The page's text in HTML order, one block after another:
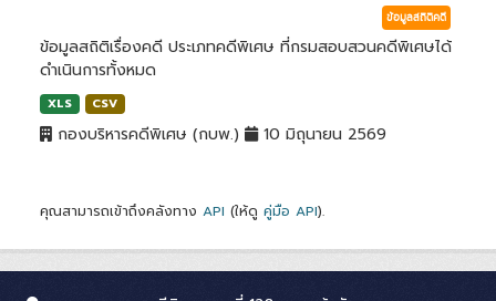
ข้อมูลสถิติคดี
ข้อมูลสถิติเรื่องคดี ประเภทคดีพิเศษ ที่กรมสอบสวนคดีพิเศษได้
ดำเนินการทั้งหมด
XLS CSV
กองบริหารคดีพิเศษ (กบพ.) 10 มิถุนายน 2569
คุณสามารถเข้าถึงคลังทาง API (ให้ดู คู่มือ API).